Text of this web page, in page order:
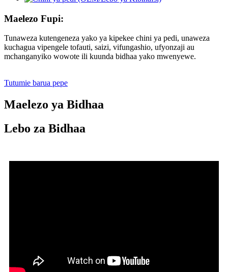
Maelezo Fupi:
Tunaweza kutengeneza yako ya kipekee chini ya pedi, unaweza
kuchagua vipengele tofauti, saizi, vifungashio, ufyonzaji au
mchanganyiko wowote ili kuunda bidhaa yako mwenyewe.
Tutumie barua pepe
Maelezo ya Bidhaa
Lebo za Bidhaa